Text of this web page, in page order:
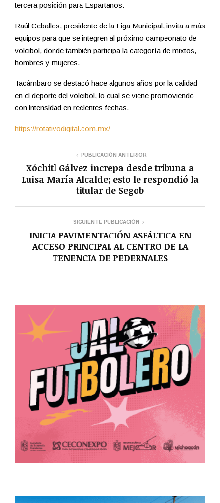
tercera posición para Espartanos.
Raúl Ceballos, presidente de la Liga Municipal, invita a más
equipos para que se integren al próximo campeonato de
voleibol, donde también participa la categoría de mixtos,
hombres y mujeres.
Tacámbaro se destacó hace algunos años por la calidad
en el deporte del voleibol, lo cual se viene promoviendo
con intensidad en recientes fechas.
https://rotativodigital.com.mx/
PUBLICACIÓN ANTERIOR
Xóchitl Gálvez increpa desde tribuna a
Luisa María Alcalde; esto le respondió la
titular de Segob
SIGUIENTE PUBLICACIÓN
INICIA PAVIMENTACIÓN ASFÁLTICA EN
ACCESO PRINCIPAL AL CENTRO DE LA
TENENCIA DE PEDERNALES